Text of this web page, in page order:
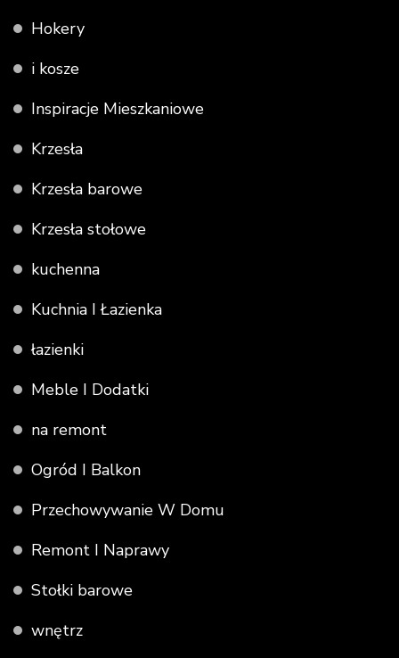
Hokery
i kosze
Inspiracje Mieszkaniowe
Krzesła
Krzesła barowe
Krzesła stołowe
kuchenna
Kuchnia I Łazienka
łazienki
Meble I Dodatki
na remont
Ogród I Balkon
Przechowywanie W Domu
Remont I Naprawy
Stołki barowe
wnętrz